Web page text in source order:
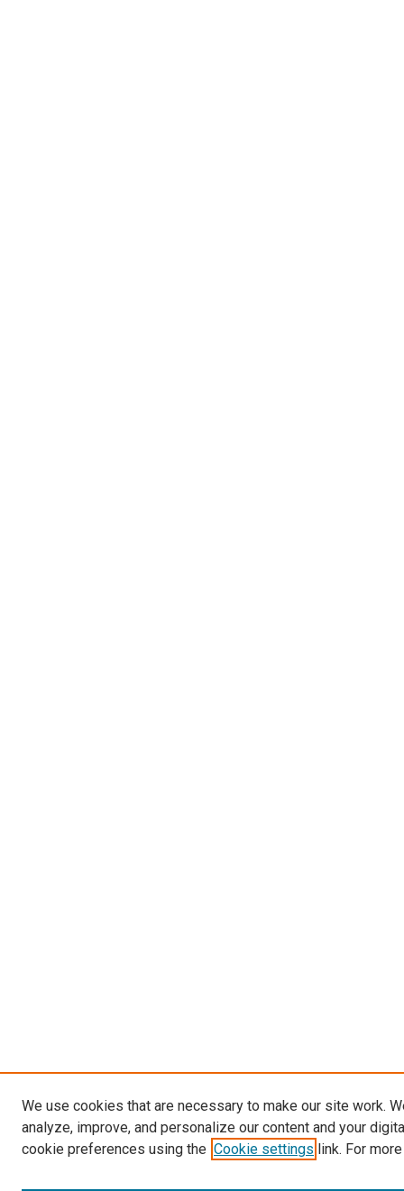
We use cookies that are necessary to make our site work.
analyze, improve, and personalize our content and your
cookie preferences using the Cookie settings link. For